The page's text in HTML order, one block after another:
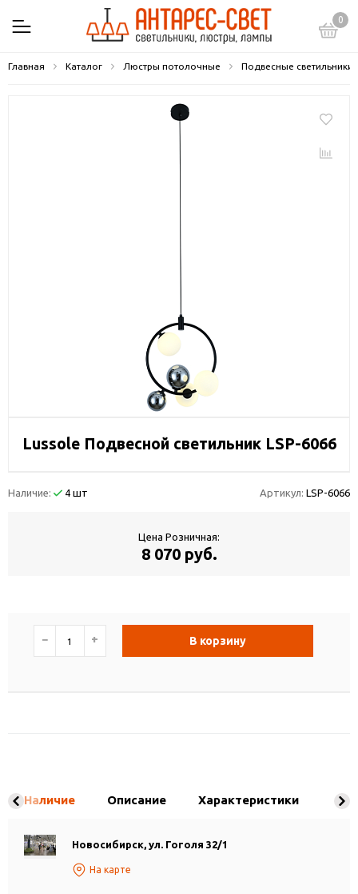
0
Главная Каталог Люстры потолочные Подвесные светильники
Lussole Подвесной светильник LSP-6066
Наличие: 4 шт Артикул: LSP-6066
Цена Розничная:
8 070 руб.
− + В корзину
Наличие Описание Характеристики
Новосибирск, ул. Гоголя 32/1
На карте